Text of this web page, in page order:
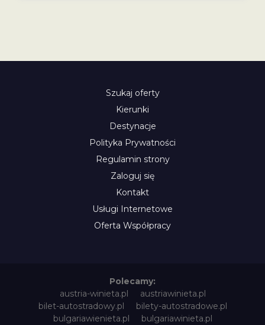
Szukaj oferty
Kierunki
Destynacje
Polityka Prywatności
Regulamin strony
Zaloguj się
Kontakt
Usługi Internetowe
Oferta Współpracy
Polecamy:
austria-winieta.pl
austriawinieta.pl
bilet-autostradowy.pl
bilety-autostradowe.pl
bulgariawienieta.pl
bulgariawinieta.pl